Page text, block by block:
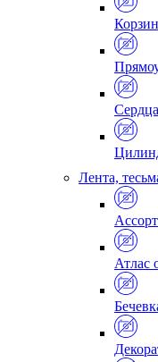
Сердца
Лента,
Атлас